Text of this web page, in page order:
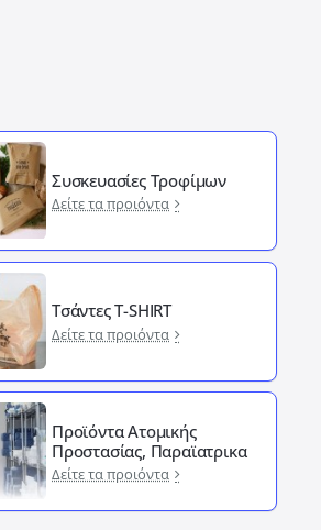
Συσκευασίες Τροφίμων
Δείτε τα προιόντα
Τσάντες T-SHIRT
Δείτε τα προιόντα
Προϊόντα Ατομικής
Προστασίας, Παραϊατρικα
Δείτε τα προιόντα